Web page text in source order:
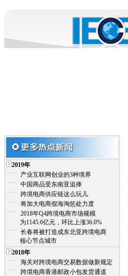
2019年
产业互联网创业的3种境界
中国商品受东南亚追捧
跨境电商供应链这么玩儿
将加大电商假海淘惩处力度
2018年Q4跨境电商市场规模
为1145.6亿元，环比上涨36.0%
长春将被打造成东北亚跨境电商
核心节点城市
2018年
海关对跨境电商交易数据做新规定
跨境电商香港邮政小包发货通道